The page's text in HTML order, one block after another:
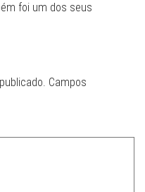
foi um dos seus
Campos